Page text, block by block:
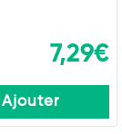
7,29€
Ajouter